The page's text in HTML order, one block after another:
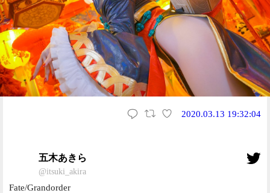
2020.03.13 19:32:04
五木あきら
@itsuki_akira
Fate/Grandorder